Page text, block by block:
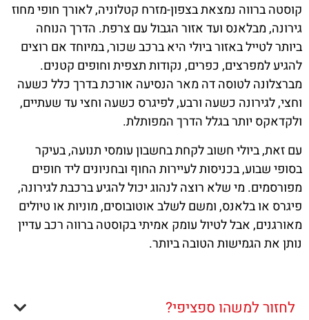
קוסטה ברווה נמצאת בצפון-מזרח קטלוניה, לאורך חופי מחוז
גירונה, מבלאנס ועד אזור הגבול עם צרפת. הדרך הנוחה
ביותר לטייל באזור ביולי היא ברכב שכור, במיוחד אם רוצים
להגיע למפרצים, כפרים, נקודות תצפית וחופים קטנים.
מברצלונה לטוסה דה מאר הנסיעה אורכת בדרך כלל כשעה
וחצי, לגירונה כשעה ורבע, לפיגרס כשעה וחצי עד שעתיים,
ולקדאקס יותר בגלל הדרך המפותלת.
עם זאת, ביולי חשוב לקחת בחשבון עומסי תנועה, בעיקר
בסופי שבוע, בכניסות לעיירות החוף ובחניונים ליד חופים
מפורסמים. מי שלא רוצה לנהוג יכול להגיע ברכבת לגירונה,
פיגרס או בלאנס, ומשם לשלב אוטובוסים, מוניות או טיולים
מאורגנים, אבל לטיול עומק אמיתי בקוסטה ברווה רכב עדיין
נותן את הגמישות הטובה ביותר.
לחזור למשהו ספציפי?